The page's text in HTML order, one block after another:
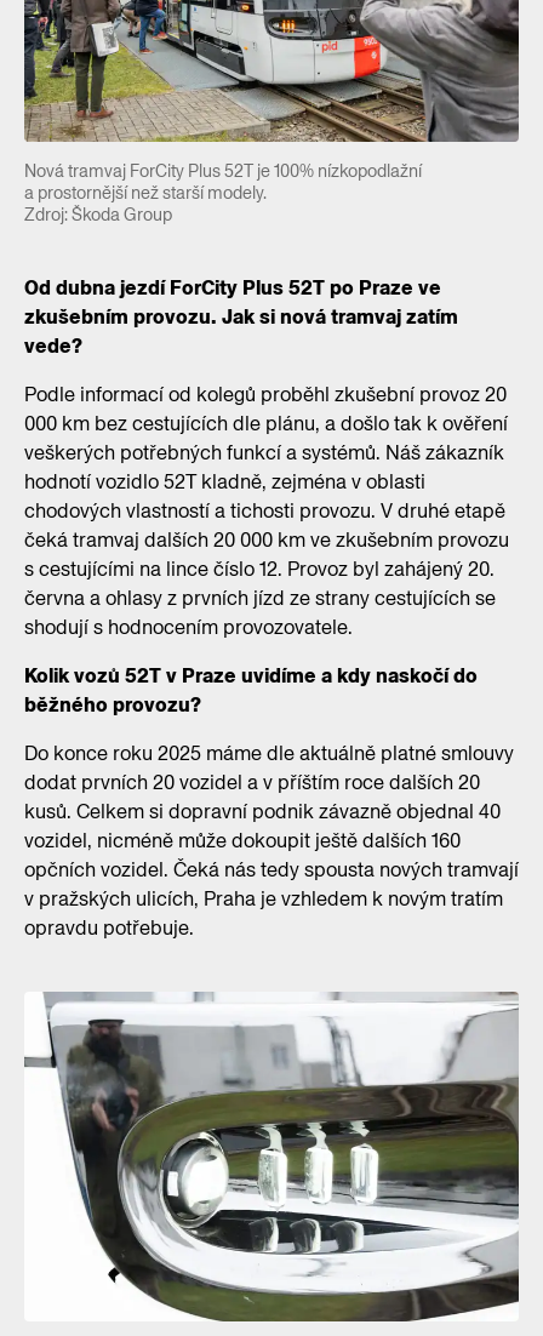
Nová tramvaj ForCity Plus 52T je 100% nízkopodlažní
a prostornější než starší modely.
Zdroj: Škoda Group
Od dubna jezdí ForCity Plus 52T po Praze ve
zkušebním provozu. Jak si nová tramvaj zatím
vede?
Podle informací od kolegů proběhl zkušební provoz 20
000 km bez cestujících dle plánu, a došlo tak k ověření
veškerých potřebných funkcí a systémů. Náš zákazník
hodnotí vozidlo 52T kladně, zejména v oblasti
chodových vlastností a tichosti provozu. V druhé etapě
čeká tramvaj dalších 20 000 km ve zkušebním provozu
s cestujícími na lince číslo 12. Provoz byl zahájený 20.
června a ohlasy z prvních jízd ze strany cestujících se
shodují s hodnocením provozovatele.
Kolik vozů 52T v Praze uvidíme a kdy naskočí do
běžného provozu?
Do konce roku 2025 máme dle aktuálně platné smlouvy
dodat prvních 20 vozidel a v příštím roce dalších 20
kusů. Celkem si dopravní podnik závazně objednal 40
vozidel, nicméně může dokoupit ještě dalších 160
opčních vozidel. Čeká nás tedy spousta nových tramvají
v pražských ulicích, Praha je vzhledem k novým tratím
opravdu potřebuje.